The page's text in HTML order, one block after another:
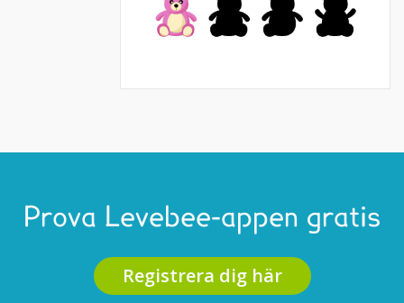
Prova Levebee-appen gratis
Registrera dig här